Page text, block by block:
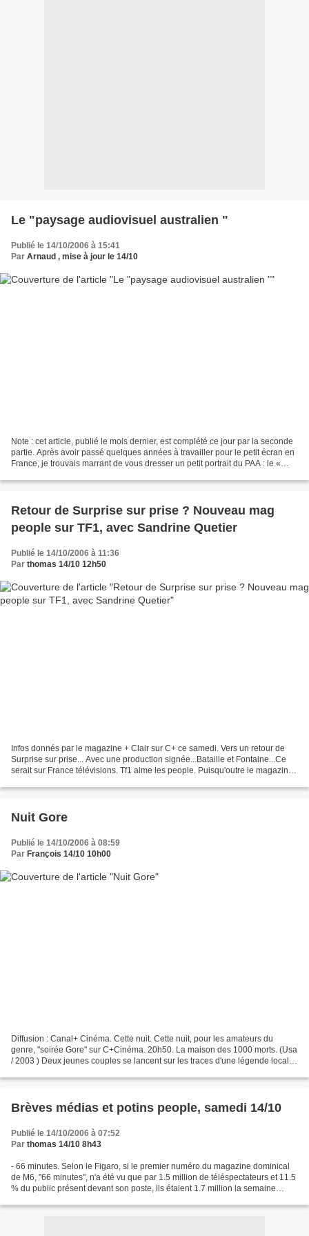
Le "paysage audiovisuel australien "
Publié le 14/10/2006 à 15:41
Par Arnaud , mise à jour le 14/10
Note : cet article, publié le mois dernier, est complété ce jour par la seconde
partie. Après avoir passé quelques années à travailler pour le petit écran en
France, je trouvais marrant de vous dresser un petit portrait du PAA : le «
Retour de Surprise sur prise ? Nouveau mag
people sur TF1, avec Sandrine Quetier
Publié le 14/10/2006 à 11:36
Par thomas 14/10 12h50
Infos donnés par le magazine + Clair sur C+ ce samedi. Vers un retour de
Surprise sur prise... Avec une production signée...Bataille et Fontaine...Ce
serait sur France télévisions. Tf1 aime les people. Puisqu'outre le magazine (
Nuit Gore
Publié le 14/10/2006 à 08:59
Par François 14/10 10h00
Diffusion : Canal+ Cinéma. Cette nuit. Cette nuit, pour les amateurs du
genre, "soirée Gore" sur C+Cinéma. 20h50. La maison des 1000 morts. (Usa
/ 2003 ) Deux jeunes couples se lancent sur les traces d'une légende locale :
Brèves médias et potins people, samedi 14/10
Publié le 14/10/2006 à 07:52
Par thomas 14/10 8h43
- 66 minutes. Selon le Figaro, si le premier numéro du magazine dominical
de M6, "66 minutes", n'a été vu que par 1.5 million de téléspectateurs et 11.5
% du public présent devant son poste, ils étaient 1.7 million la semaine